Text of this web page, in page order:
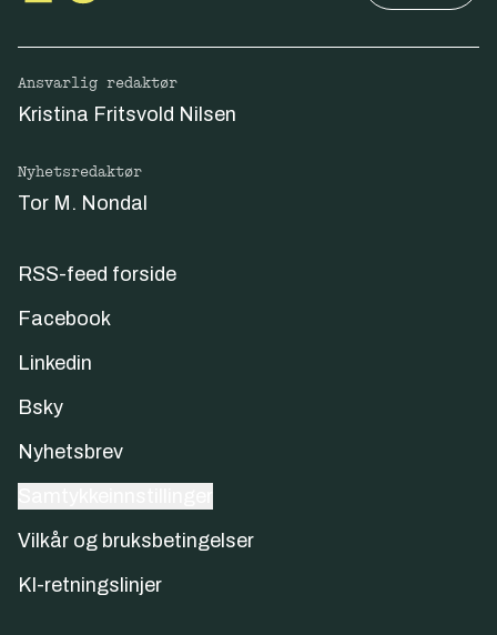
Ansvarlig redaktør
Kristina Fritsvold Nilsen
Nyhetsredaktør
Tor M. Nondal
RSS-feed forside
Facebook
Linkedin
Bsky
Nyhetsbrev
Vilkår og bruksbetingelser
KI-retningslinjer